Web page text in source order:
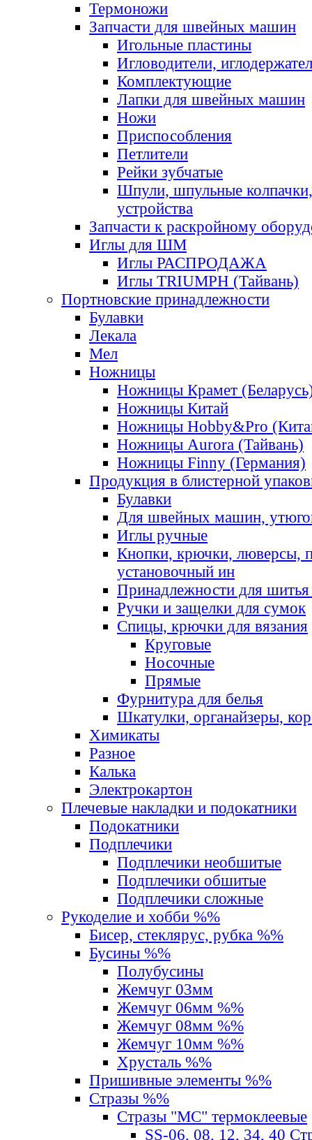
Термоножи
Запчасти для швейных машин
Игольные пластины
Игловодители,
Комплектующие
Лапки для швейных машин
Ножи
Приспособления
Петлители
Рейки зубчатые
Шпули, шпульные
устройства
Запчасти к раскройному
Иглы для ШМ
Иглы РАСПРОДАЖА
Иглы TRIUMPH (Тайвань)
Портновские принадлежности
Булавки
Лекала
Мел
Ножницы
Ножницы Крамет
Ножницы Китай
Ножницы Hobby&Pro
Ножницы Aurora (Тайвань)
Ножницы Finny (Германия)
Продукция в блистерной
Булавки
Для швейных машин,
Иглы ручные
Кнопки, крючки, люверсы,
установочный ин
Принадлежности для шитья
Ручки и защелки для сумок
Спицы, крючки для вязания
Круговые
Носочные
Прямые
Фурнитура для белья
Шкатулки, органайзеры,
Химикаты
Разное
Калька
Электрокартон
Плечевые накладки и подокатники
Подокатники
Подплечики
Подплечики необшитые
Подплечики обшитые
Подплечики сложные
Рукоделие и хобби %%
Бисер, стеклярус, рубка %%
Бусины %%
Полубусины
Жемчуг 03мм
Жемчуг 06мм %%
Жемчуг 08мм %%
Жемчуг 10мм %%
Хрусталь %%
Пришивные элементы %%
Стразы %%
Стразы "MС" термоклеевые
SS-06, 08, 12, 34, 40